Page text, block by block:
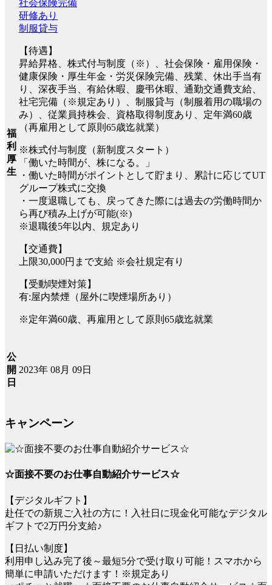
福
利
厚
生
社会保険完備
研修あり
制服貸与
【待遇】
昇給昇格、株式付与制度（※）、社会保険・雇用保険・
健康保険・厚生年金・労災保険完備、残業、休出手当有
り、深夜手当、有給休暇、慶弔休暇、通勤交通費支給、
社宅完備（※規定あり）、制服貸与（制服着用の職場の
み）、従業員持株会、資格取得制度あり、定年満60歳
（再雇用として原則65歳迄就業）
※株式付与制度（新制度スタート）
「働いた時間が、株になる。」
・働いた時間がポイントとして貯まり、累計に応じてUT
グループ株式に交換
・一度退職しても、戻ってきた際には過去の労働時間か
ら再び積み上げが可能(※)
※退職後5年以内、規定あり
【交通費】
上限30,000円まで支給 ※会社規定有り
【受動喫煙対策】
有:屋内禁煙（屋外に喫煙場所あり）
※定年満60歳、再雇用として原則65歳迄就業
公
開
日
2023年 08月 09日
キャンペーン
☆面接不要のお仕事自動紹介サービス☆
【デジタルギフト】
赴任での新規ご入社の方に！入社日に現金化可能なデジタル
ギフトで2万円分支給♪
【日払い制度】
利用申し込み完了後～最短5分で受け取り可能！スマホから
簡単に申請いただけます！※規定あり